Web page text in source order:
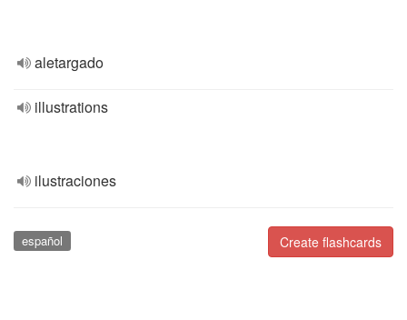
aletargado
illustrations
ilustraciones
Create flashcards
español